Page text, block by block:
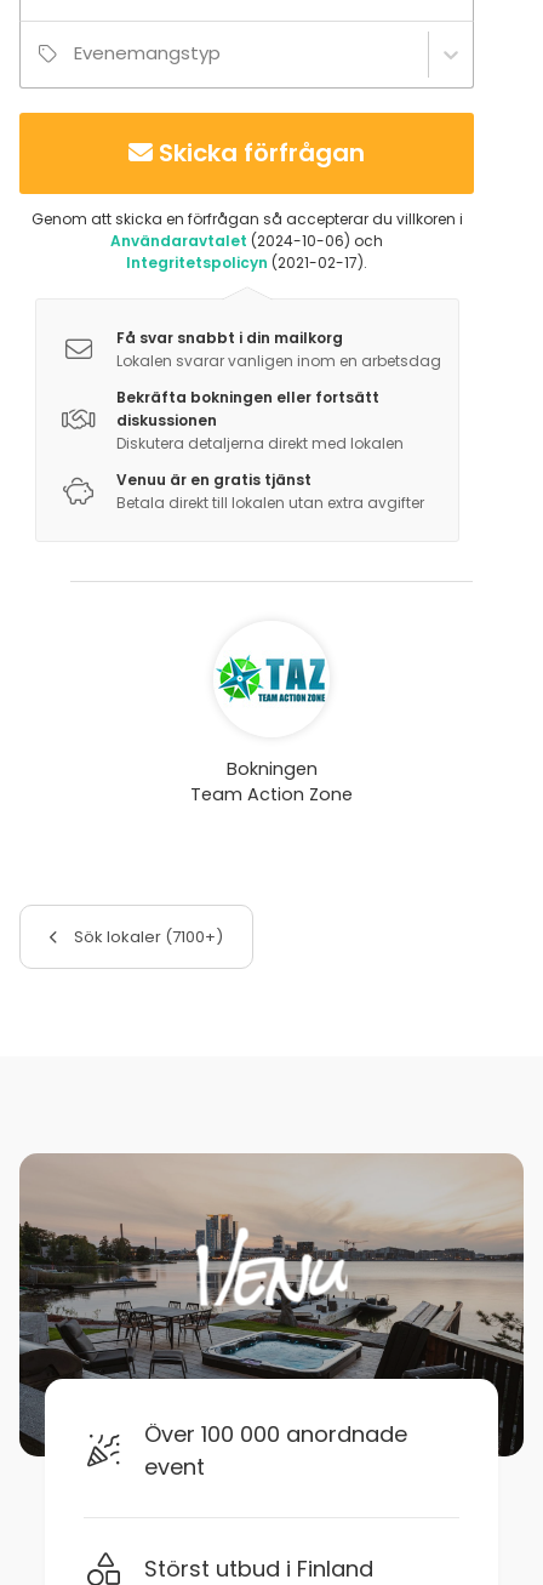
Evenemangstyp
Skicka förfrågan
Genom att skicka en förfrågan så accepterar du villkoren i
Användaravtalet (2024-10-06) och
Integritetspolicyn (2021-02-17).
Få svar snabbt i din mailkorg
Lokalen svarar vanligen inom en arbetsdag
Bekräfta bokningen eller fortsätt
diskussionen
Diskutera detaljerna direkt med lokalen
Venuu är en gratis tjänst
Betala direkt till lokalen utan extra avgifter
Bokningen
Team Action Zone
Sök lokaler (7100+)
Över 100 000 anordnade
event
Störst utbud i Finland